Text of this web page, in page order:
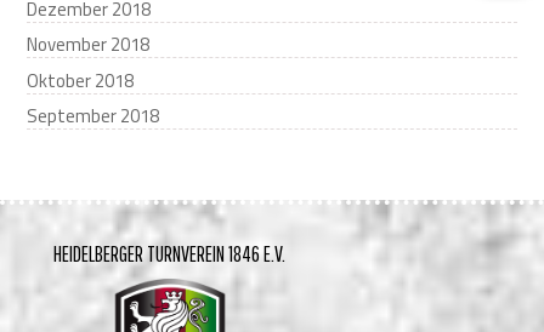
Dezember 2018
November 2018
Oktober 2018
September 2018
HEIDELBERGER TURNVEREIN 1846 E.V.